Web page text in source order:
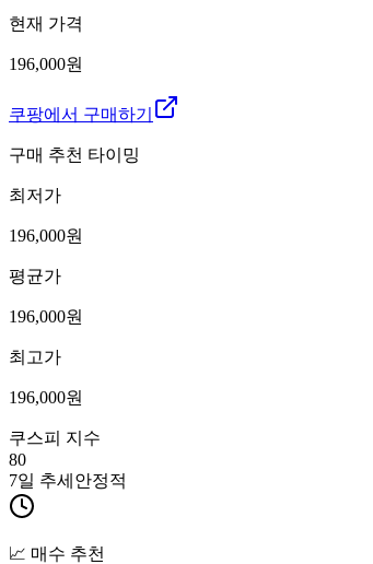
현재 가격
196,000원
쿠팡에서 구매하기
구매 추천 타이밍
최저가
196,000원
평균가
196,000원
최고가
196,000원
쿠스피 지수
80
7일 추세 안정적
📈 매수 추천